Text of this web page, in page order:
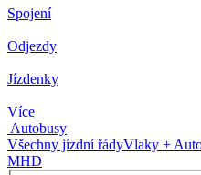
Spojení
Odjezdy
Jízdenky
Více
Autobusy
Všechny jízdní řádyVlaky +
MHD